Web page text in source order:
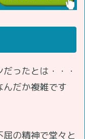
ったとは・・・
んだか複雑です
の精神で堂々と